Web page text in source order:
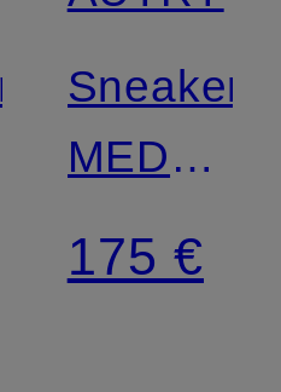
Sneaker
LOW
LL
175 €